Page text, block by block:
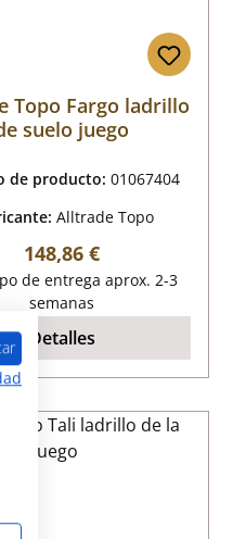
Topo Fargo ladrillo
suelo juego
de producto: 01067404
Alltrade Topo
Precio normal:
148,86 €
de entrega aprox. 2-3
semanas
Detalles